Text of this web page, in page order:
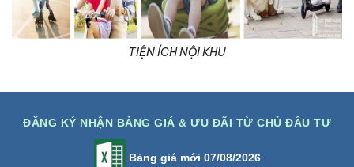
TIỆN ÍCH NỘI KHU
ĐĂNG KÝ NHẬN BẢNG GIÁ & ƯU ĐÃI TỪ CHỦ ĐẦU TƯ
Bảng giá mới 07/08/2026